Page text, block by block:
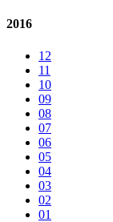
2016
12
11
10
09
08
07
06
05
04
03
02
01